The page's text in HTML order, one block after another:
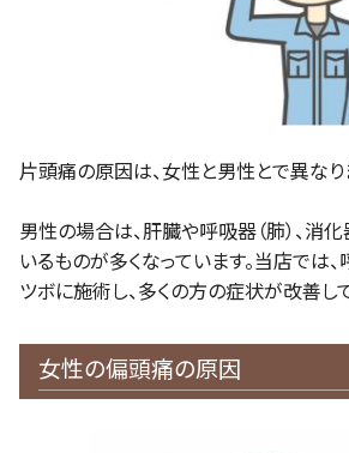
片頭痛の原因は、女性と男性とで異なり
男性の場合は、肝臓や呼吸器（肺）、消化
いるものが多くなっています。当店では
ツボに施術し、多くの方の症状が改善し
女性の偏頭痛の原因